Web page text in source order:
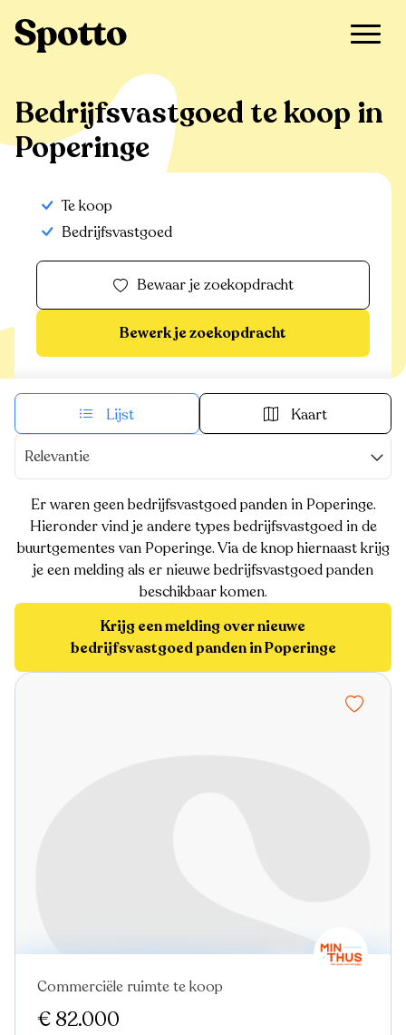
Poperinge
Bedrijfsvastgoed te koop in
Poperinge
Te koop
Bedrijfsvastgoed
Bewaar je zoekopdracht
Bewerk je zoekopdracht
Lijst Kaart
Relevantie
Er waren geen bedrijfsvastgoed panden in Poperinge.
Hieronder vind je andere types bedrijfsvastgoed in de
buurtgementes van Poperinge. Via de knop hiernaast krijg
je een melding als er nieuwe bedrijfsvastgoed panden
beschikbaar komen.
Krijg een melding over nieuwe
bedrijfsvastgoed panden in Poperinge
Commerciële ruimte te koop
€ 82.000